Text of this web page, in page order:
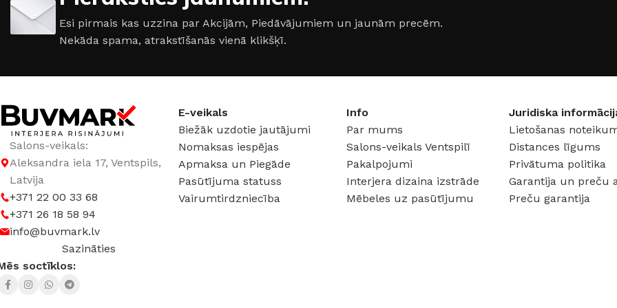
DURVJU KĀRBAS IZMĒRS
860 × 2050 mm ,960 × 2050
DURVJU VĒRŠANĀS
PUSE
Kreisā
DURVJU KĀRBAS IZMĒRS
960 × 2050 mm
DURVJU VĒRŠANĀS
PUSE
Kreisā ,Labā
860 × 2050 mm ,960 × 2050
DURVJU VĒRŠANĀS
PUSE
Kreisā ,Labā
860 ×
DURVJU
PUSE
Kreisā ,
Esi pirmais kas uzzina par Akcijām, Piedāvājumiem un jaunām precēm.
Nekāda spama, atrakstīšanās vienā klikšķī.
Salons-veikals:
Aleksandra iela 17, Ventspils,
Latvija
+371 22 00 33 68
+371 26 18 58 94
info@buvmark.lv
Sazināties
soctīklos:
E-veikals
Biežāk uzdotie jautājumi
Nomaksas iespējas
Apmaksa un Piegāde
Pasūtījuma statuss
Vairumtirdzniecība
Info
Par mums
Salons-veikals Ventspilī
Pakalpojumi
Interjera dizaina izstrāde
Mēbeles uz pasūtījumu
Juridiska
Lietošanas
Distances līgums
Privātuma politika
Garantija un preču
Preču garantija